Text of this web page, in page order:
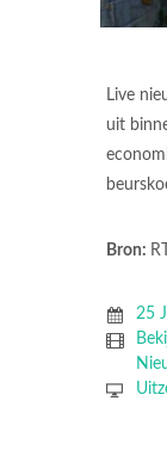
Live
uit
Bron:
25